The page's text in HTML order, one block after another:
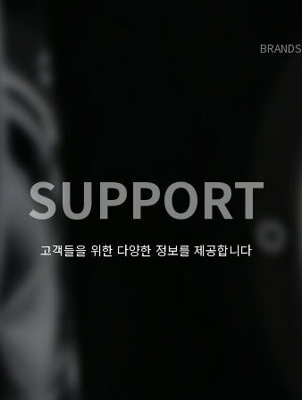
BRANDS
SUPPORT
고객들을 위한 다양한 정보를 제공합니다